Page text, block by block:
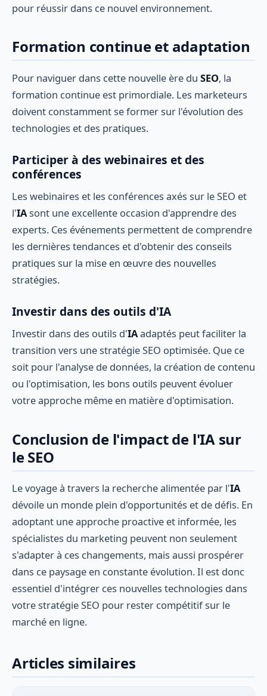
pour réussir dans ce nouvel environnement.
Formation continue et adaptation
Pour naviguer dans cette nouvelle ère du SEO, la
formation continue est primordiale. Les marketeurs
doivent constamment se former sur l'évolution des
technologies et des pratiques.
Participer à des webinaires et des
conférences
Les webinaires et les conférences axés sur le SEO et
l'IAsont une excellente occasion d'apprendre des
experts. Ces événements permettent de comprendre
les dernières tendances et d'obtenir des conseils
pratiques sur la mise en œuvre des nouvelles
stratégies.
Investir dans des outils d'IA
Investir dans des outils d'IAadaptés peut faciliter la
transition vers une stratégie SEO optimisée. Que ce
soit pour l'analyse de données, la création de contenu
ou l'optimisation, les bons outils peuvent évoluer
votre approche même en matière d'optimisation.
Conclusion de l'impact de l'IA sur
le SEO
Le voyage à travers la recherche alimentée par l'IA
dévoile un monde plein d'opportunités et de défis. En
adoptant une approche proactive et informée, les
spécialistes du marketing peuvent non seulement
s'adapter à ces changements, mais aussi prospérer
dans ce paysage en constante évolution. Il est donc
essentiel d'intégrer ces nouvelles technologies dans
votre stratégie SEO pour rester compétitif sur le
marché en ligne.
Articles similaires